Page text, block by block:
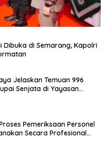
Dibuka di Semarang, Kapolri
Jelaskan Temuan 996
Senjata di Yayasan
Pemeriksaan Personel
Secara Profesional